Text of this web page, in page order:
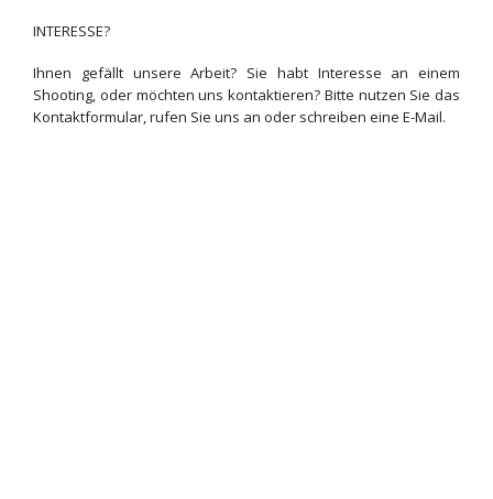
INTERESSE?
Ihnen gefällt unsere Arbeit? Sie habt Interesse an einem
Shooting, oder möchten uns kontaktieren? Bitte nutzen Sie das
Kontaktformular, rufen Sie uns an oder schreiben eine E-Mail.